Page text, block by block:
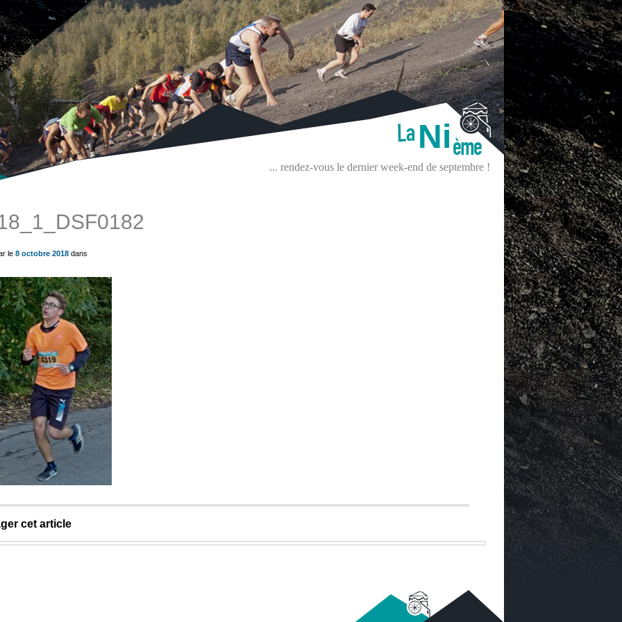
Ni
... rendez-vous le dernier week-end de septembre !
?>
le 8 octobre 2018 dans
cet article